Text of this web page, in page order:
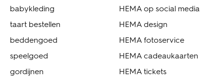
babykleding
taart bestellen
beddengoed
speelgoed
gordijnen
HEMA op social media
HEMA design
HEMA fotoservice
HEMA cadeaukaarten
HEMA tickets